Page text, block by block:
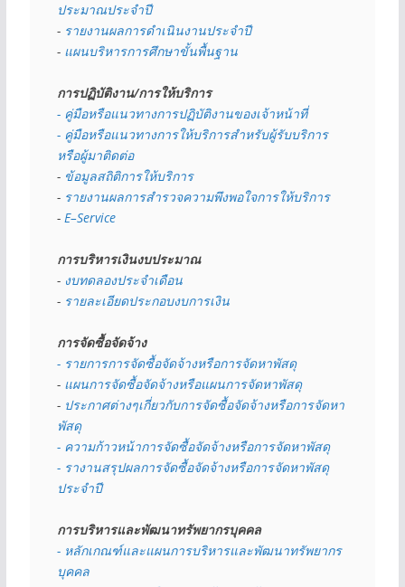
ประมาณประจำปี
- รายงานผลการดำเนินงานประจำปี
- แผนบริหารการศึกษาขั้นพื้นฐาน
การปฏิบัติงาน/การให้บริการ
- คู่มือหรือแนวทางการปฏิบัติงานของเจ้าหน้าที่
- คู่มือหรือแนวทางการให้บริการสำหรับผู้รับบริการ
หรือผู้มาติดต่อ
- ข้อมูลสถิติการให้บริการ
- รายงานผลการสำรวจความพึงพอใจการให้บริการ
- E–Service
การบริหารเงินงบประมาณ
- งบทดลองประจำเดือน
- รายละเอียดประกอบงบการเงิน
การจัดซื้อจัดจ้าง
- รายการการจัดซื้อจัดจ้างหรือการจัดหาพัสดุ
- แผนการจัดซื้อจัดจ้างหรือแผนการจัดหาพัสดุ
- ประกาศต่างๆเกี่ยวกับการจัดซื้อจัดจ้างหรือการจัดหา
พัสดุ
- ความก้าวหน้าการจัดซื้อจัดจ้างหรือการจัดหาพัสดุ
- รางานสรุปผลการจัดซื้อจัดจ้างหรือการจัดหาพัสดุ
ประจำปี
การบริหารและพัฒนาทรัพยากรบุคคล
- หลักเกณฑ์และแผนการบริหารและพัฒนาทรัพยากร
บุคคล